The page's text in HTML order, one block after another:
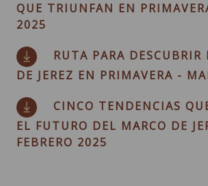
QUE TRIUNFAN EN
2025
RUTA PARA DESCUBRIR
DE JEREZ EN PRIMAVERA -
CINCO TENDENCIAS
EL FUTURO DEL MARCO DE
FEBRERO 2025